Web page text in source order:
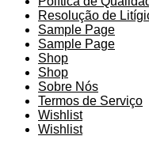
Resolução de
Sample Page
Sample Page
Shop
Shop
Sobre Nós
Termos de Serviço
Wishlist
Wishlist